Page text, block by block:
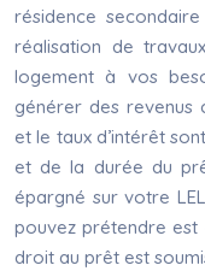
résidence
réalisation de
logement à vos
générer des revenus
et le taux d’intérêt
et de la durée du
épargné sur votre
pouvez prétendre
droit au prêt est